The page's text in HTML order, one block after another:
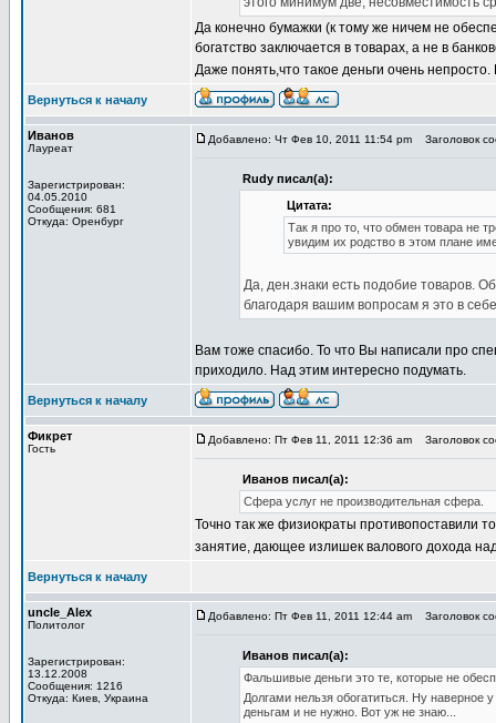
Да конечно бумажки (к тому же ничем не
богатство заключается в товарах, а не в
Даже понять,что такое деньги очень
Вернуться к началу
Иванов
Лауреат
Зарегистрирован:
04.05.2010
Сообщения: 681
Откуда: Оренбург
Добавлено: Чт Фев 10, 2011 11:54 pm Заголовок
Rudy писал(а):
Цитата:
Так я про то, что обмен товара не
увидим их родство в этом плане
Да, ден.знаки есть подобие товаров.
благодаря вашим вопросам я это в
Вам тоже спасибо. То что Вы написали про
приходило. Над этим интересно подумать.
Вернуться к началу
Фикрет
Гость
Добавлено: Пт Фев 11, 2011 12:36 am Заголовок
Иванов писал(а):
Сфера услуг не производительная сфера.
Точно так же физиократы противопоставили
занятие, дающее излишек валового дохода
Вернуться к началу
uncle_Alex
Политолог
Зарегистрирован:
13.12.2008
Сообщения: 1216
Откуда: Киев, Украина
Добавлено: Пт Фев 11, 2011 12:44 am Заголовок
Иванов писал(а):
Фальшивые деньги это те, которые не
Долгами нельзя обогатиться. Ну
деньгам и не нужно. Вот уж не знаю...